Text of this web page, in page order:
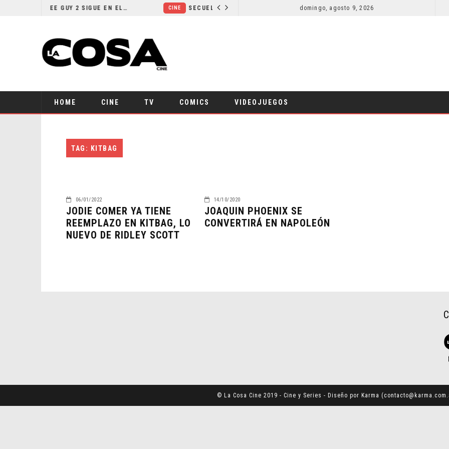
¿POR QUÉ FREE GUY 2 SIGUE EN EL LIMBO? CINE
domingo, agosto 9, 2026
HOME CINE TV COMICS VIDEOJUEGOS
TAG: KITBAG
06/01/2022
JODIE COMER YA TIENE
REEMPLAZO EN KITBAG, LO
NUEVO DE RIDLEY SCOTT
14/10/2020
JOAQUIN PHOENIX SE
CONVERTIRÁ EN NAPOLEÓN
© La Cosa Cine 2019 - Cine y Series - Diseño por Karma (